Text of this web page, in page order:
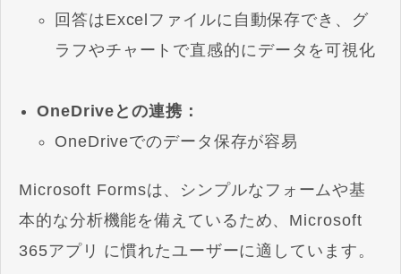
回答はExcelファイルに自動保存でき、グ
ラフやチャートで直感的にデータを可視化
OneDriveとの連携：
OneDriveでのデータ保存が容易
Microsoft Formsは、シンプルなフォームや基
本的な分析機能を備えているため、Microsoft
365アプリ に慣れたユーザーに適しています。